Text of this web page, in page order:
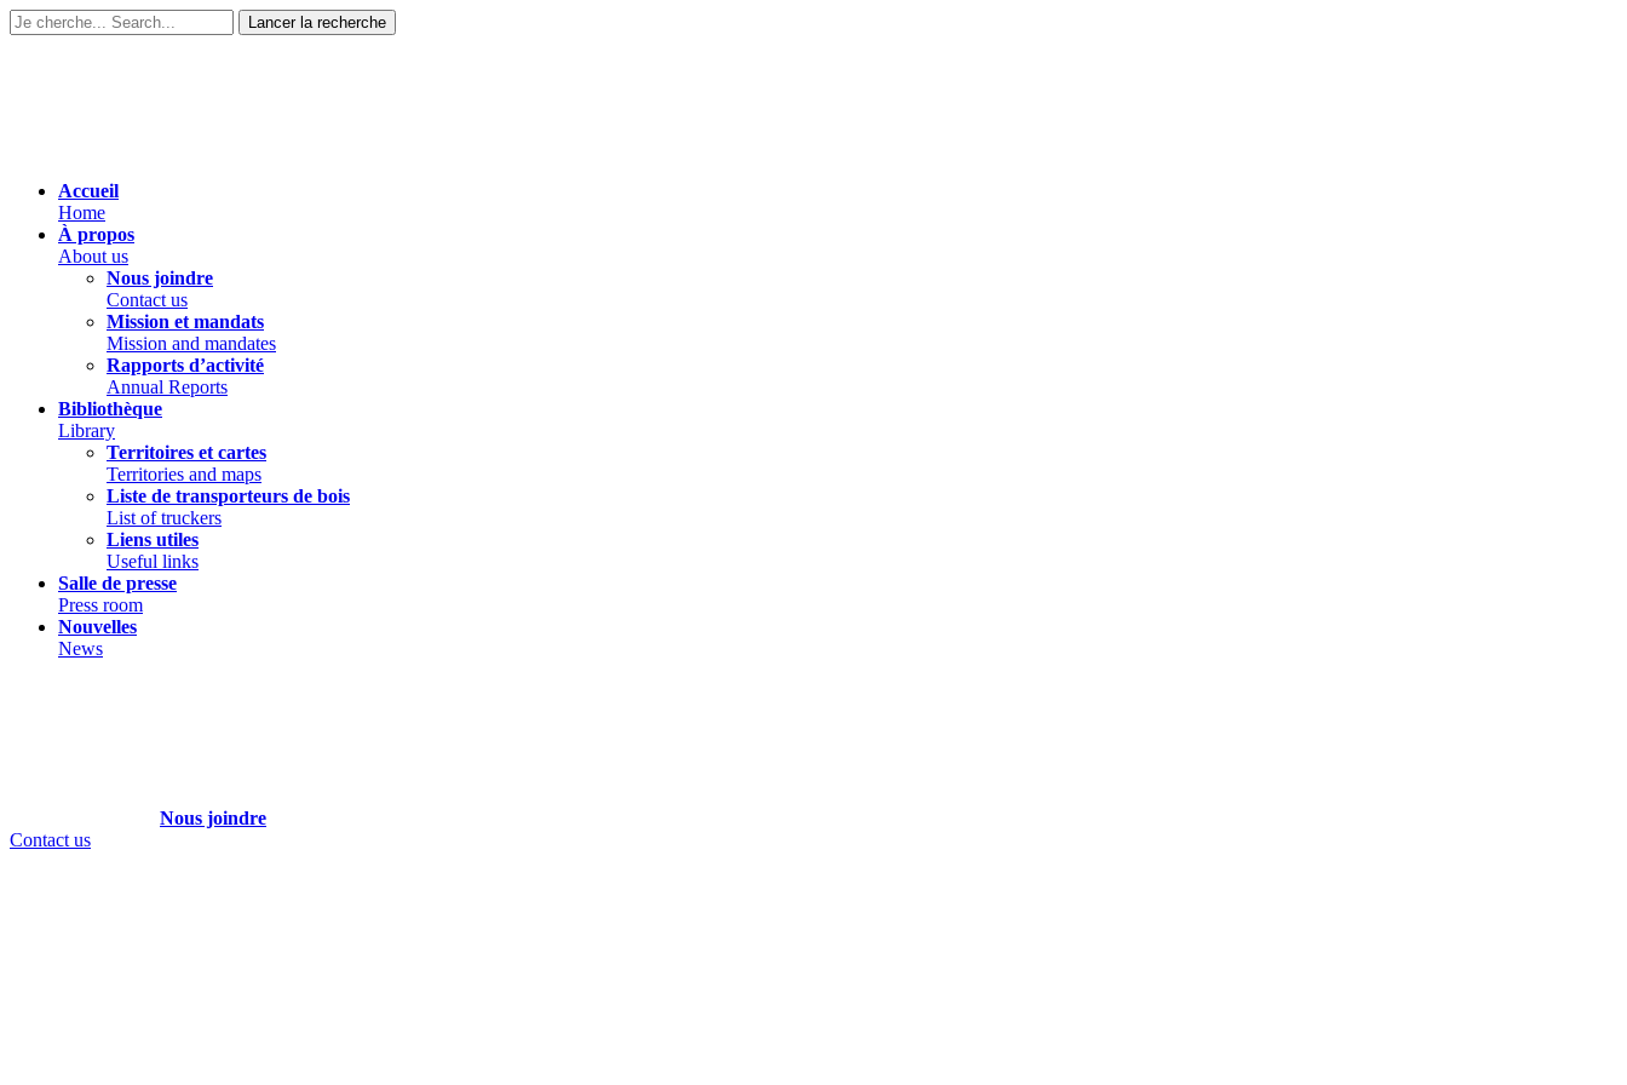
Accueil
Home
À propos
About us
Nous joindre
Contact us
Mission et mandats
Mission and mandates
Rapports d’activité
Annual Reports
Bibliothèque
Library
Territoires et cartes
Territories and maps
Liste de transporteurs de bois
List of truckers
Liens utiles
Useful links
Salle de presse
Press room
Nouvelles
News
Nous joindre
Contact us